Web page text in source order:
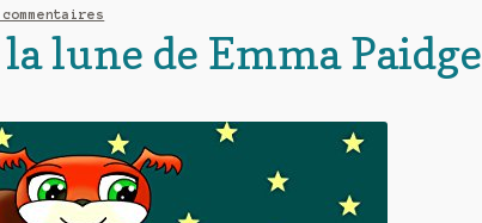
lune de Emma Paidge